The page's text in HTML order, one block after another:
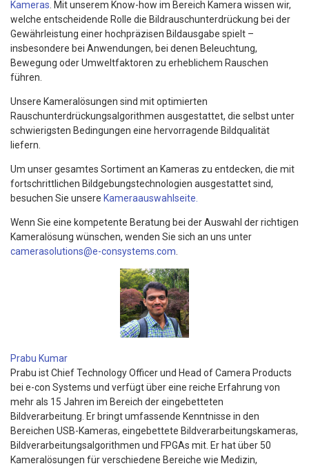
Kameras . Mit unserem Know-how im Bereich Kamera wissen wir,
welche entscheidende Rolle die Bildrauschunterdrückung bei der
Gewährleistung einer hochpräzisen Bildausgabe spielt –
insbesondere bei Anwendungen, bei denen Beleuchtung,
Bewegung oder Umweltfaktoren zu erheblichem Rauschen
führen.
Unsere Kameralösungen sind mit optimierten
Rauschunterdrückungsalgorithmen ausgestattet, die selbst unter
schwierigsten Bedingungen eine hervorragende Bildqualität
liefern.
Um unser gesamtes Sortiment an Kameras zu entdecken, die mit
fortschrittlichen Bildgebungstechnologien ausgestattet sind,
besuchen Sie unsere Kameraauswahlseite.
Wenn Sie eine kompetente Beratung bei der Auswahl der richtigen
Kameralösung wünschen, wenden Sie sich an uns unter
camerasolutions@e-consystems.com
Prabu Kumar
Prabu ist Chief Technology Officer und Head of Camera Products
bei e-con Systems und verfügt über eine reiche Erfahrung von
mehr als 15 Jahren im Bereich der eingebetteten
Bildverarbeitung. Er bringt umfassende Kenntnisse in den
Bereichen USB-Kameras, eingebettete Bildverarbeitungskameras,
Bildverarbeitungsalgorithmen und FPGAs mit. Er hat über 50
Kameralösungen für verschiedene Bereiche wie Medizin,